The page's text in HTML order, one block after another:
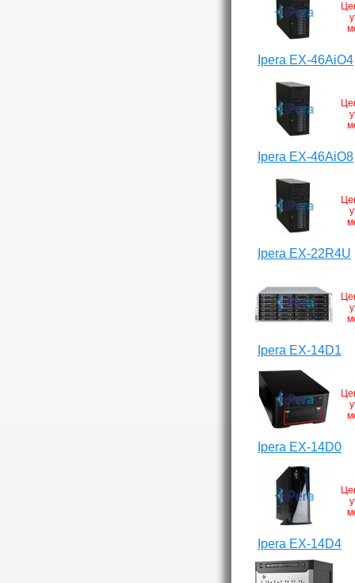
Ipera EX-46AiO4
Ipera EX-46AiO8
Ipera EX-22R4U
Ipera EX-14D1
Ipera EX-14D0
Ipera EX-14D4